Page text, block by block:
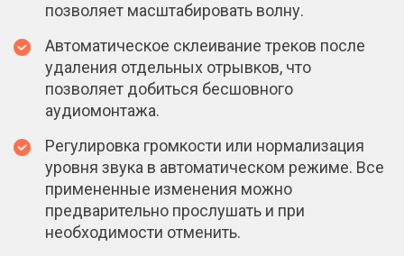
позволяет масштабировать волну.
Автоматическое склеивание треков после
удаления отдельных отрывков, что
позволяет добиться бесшовного
аудиомонтажа.
Регулировка громкости или нормализация
уровня звука в автоматическом режиме. Все
примененные изменения можно
предварительно прослушать и при
необходимости отменить.